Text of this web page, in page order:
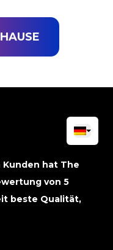
hat The
von 5
beste Qualität,